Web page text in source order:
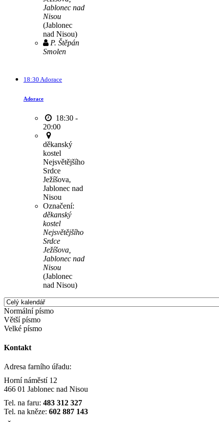
Jablonec nad
Nisou
(Jablonec
nad Nisou)
P. Štěpán
Smolen
18:30 Adorace
Adorace
18:30 -
20:00
děkanský
kostel
Nejsvětějšího
Srdce
Ježíšova,
Jablonec nad
Nisou
Označení:
děkanský
kostel
Nejsvětějšího
Srdce
Ježíšova,
Jablonec nad
Nisou
(Jablonec
nad Nisou)
Normální písmo
Větší písmo
Velké písmo
Kontakt
Adresa farního úřadu:
Horní náměstí 12
466 01 Jablonec nad Nisou
Tel. na faru: 483 312 327
Tel. na kněze: 602 887 143